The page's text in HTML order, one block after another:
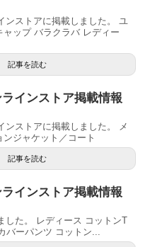
ンストアに掲載しました。 ユ
ャップ バラクラバ レディー
記事を読む
インストア掲載情報
ンストアに掲載しました。 メ
ジャケット／コート
記事を読む
インストア掲載情報
した。 レディース コットンT
バーパンツ コットン...